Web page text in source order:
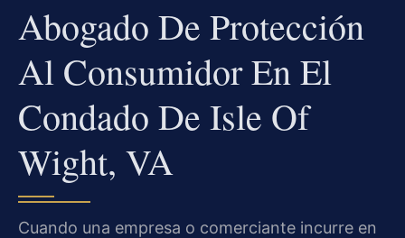
Abogado De Protección
Al Consumidor En El
Condado De Isle Of
Wight, VA
Cuando una empresa o comerciante incurre en